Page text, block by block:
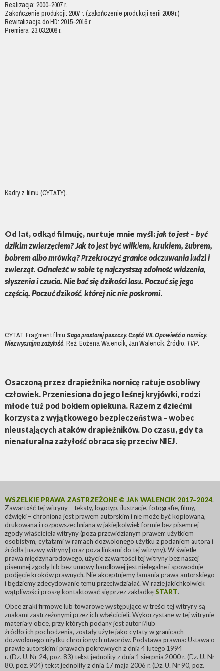
Realizacja: 2000–2007 r.
Zakończenie produkcji: 2007 r. (zakończenie produkcji serii 2009 r.)
Rewitalizacja do HD: 2015–2016 r.
Premiera: 23.03.2008 r.
Kadry z filmu (CYTATY).
Od lat, odkąd filmuję, nurtuje mnie myśl:jak to jest – być
dzikim zwierzęciem?Jak to jest być wilkiem, krukiem, żubrem,
bobrem albo mrówką? Przekroczyć granice odczuwania ludzi i
zwierząt. Odnaleźć w sobie tę najczystszą zdolność widzenia,
słyszenia i czucia. Nie bać się dzikości lasu. Poczuć się jego
częścią. Poczuć dzikość, której nic nie poskromi.
CYTAT. Fragment filmu Saga prastarej puszczy. Część VII. Opowieść o nornicy.
Niezwyczajna zażyłość. Reż. Bożena Walencik, Jan Walencik. Źródło: TVP.
Osaczoną przez drapieżnika nornicę ratuje osobliwy
człowiek. Przeniesiona do jego leśnej kryjówki, rodzi
młode tuż pod bokiem opiekuna. Razem z dziećmi
korzysta z wyjątkowego bezpieczeństwa – wobec
nieustających ataków drapieżników. Do czasu, gdy ta
nienaturalna zażyłość obraca się przeciw NIEJ.
WSZELKIE PRAWA ZASTRZEŻONE © JAN WALENCIK 2017–2024.
Zawartość tej witryny – teksty, logotyp, ilustracje, fotografie, filmy,
dźwięki – chroniona jest prawem autorskim i nie może być kopiowana,
drukowana i rozpowszechniana w jakiejkolwiek formie bez pisemnej
zgody właściciela witryny (poza przewidzianym prawem użytkiem
osobistym, cytatami w ramach dozwolonego użytku z podaniem autora i
źródła [nazwy witryny] oraz poza linkami do tej witryny). W świetle
prawa międzynarodowego, użycie zawartości tej witryny bez naszej
pisemnej zgody lub bez umowy handlowej jest nielegalne i spowoduje
podjęcie kroków prawnych. Nie akceptujemy łamania prawa autorskiego
i będziemy zdecydowanie temu przeciwdziałać. W razie jakichkolwiek
wątpliwości proszę kontaktować się przez zakładkęSTART.
Obce znaki firmowe lub towarowe występujące w treści tej witryny są
znakami zastrzeżonymi przez ich właścicieli. Wykorzystane w tej witrynie
materiały obce, przy których podany jest autor i/lub
źródło ich pochodzenia, zostały użyte jako cytaty w granicach
dozwolonego użytku chronionych utworów. Podstawa prawna: Ustawa o
prawie autorskim i prawach pokrewnych z dnia 4 lutego 1994
r. (Dz. U. Nr 24, poz. 83) tekst jednolity z dnia 1 sierpnia 2000 r. (Dz. U. Nr
80, poz. 904) tekst jednolity z dnia 17 maja 2006 r. (Dz. U. Nr 90, poz.